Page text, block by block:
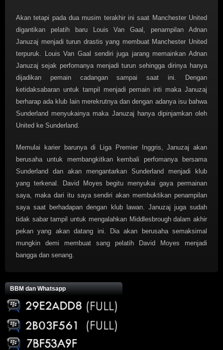
Akan tetapi pada dua musim terakhir ini saat Manchester United
digantikan pelatih baru Louis Van Gaal, penampilan Adnan
Januzaj menjadi turun drastis yang membuat Manchester United
terpuruk. Louis Van Gaal sendiri juga jarang memainkan Adnan
Januzaj sejak perfomanya menjadi turun sehingga dirinya hanya
dijadikan pemain cadangan sampai saat ini. Dengan
ketidaksabaran untuk tampil menjadi pemain inti maka Januzaj
berharap ada klub lain merekrutnya dan dengan adanya isu bahwa
Sunderland menyukainya maka Januzaj hanya dipinjamkan oleh
United ke Sunderland.
Memulai karier barunya di Liga Premier Inggris, Januzaj akan
berusaha untuk membangkitkan kembali perfomanya bersama
Sunderland dan akan mengantarkan Sunderland menjadi klub
yang terkenal. David Moyes begitu menyukai gaya permainan
saya, maka dari itu saya sendiri akan membuktikan penampilan
saya saat berhadapan dengan klub lawan. Januzaj juga sudah
tidak sabar tampil untuk mengalahkan Middlesbrough dalam akhir
pekan yang akan datang ini. Dia akan berusaha semaksimal
mungkin demi membuat sang pelatih David Moyes menjadi
bangga dan senang.
BBM dan Whatsapp